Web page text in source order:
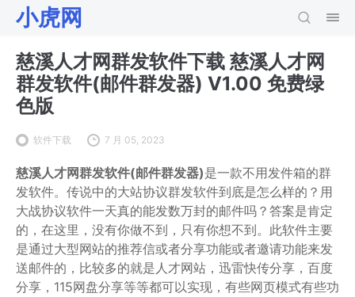
小虎网
慈溪人才网群发软件下载 慈溪人才网
群发软件(邮件群发器) V1.00 免费绿
色版
软件下载 7 月 05, 2023
慈溪人才网群发软件(邮件群发器)是一款不用发件箱的群
发软件。传说中的大站协议群发软件到底是怎么样的？用
大战协议软件一天真的能发数万封的邮件吗？答案是肯定
的，在这里，没有你做不到，只有你想不到。此软件主要
是通过大型网站的推荐信或者分享功能或者邀请功能来发
送邮件的，比较多的就是人才网站，迅雷快传分享，百度
分享，115网盘分享等等都可以实现，有些网页模式有些功